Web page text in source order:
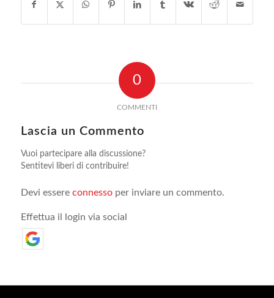
0
COMMENTI
Lascia un Commento
Vuoi partecipare alla discussione?
Sentitevi liberi di contribuire!
Devi essere connessoper inviare un commento.
Effettua il login via social